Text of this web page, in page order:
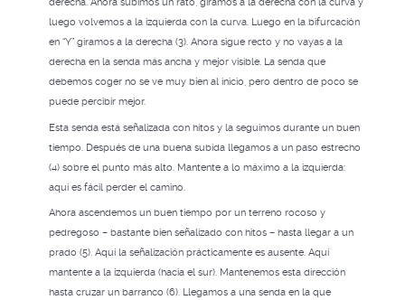
derecha. Ahora subimos un rato, giramos a la derecha con la curva y
luego volvemos a la izquierda con la curva. Luego en la bifurcación
en “Y” giramos a la derecha (3). Ahora sigue recto y no vayas a la
derecha en la senda más ancha y mejor visible. La senda que
debemos coger no se ve muy bien al inicio, pero dentro de poco se
puede percibir mejor.
Esta senda está señalizada con hitos y la seguimos durante un buen
tiempo. Después de una buena subida llegamos a un paso estrecho
(4) sobre el punto más alto. Mantente a lo máximo a la izquierda:
aquí es fácil perder el camino.
Ahora ascendemos un buen tiempo por un terreno rocoso y
pedregoso – bastante bien señalizado con hitos – hasta llegar a un
prado (5). Aquí la señalización prácticamente es ausente. Aquí
mantente a la izquierda (hacia el sur). Mantenemos esta dirección
hasta cruzar un barranco (6). Llegamos a una senda en la que